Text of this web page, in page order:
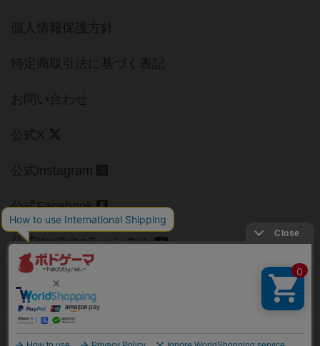
個人情報保護方針
特定商取引法に基づく表記
お問い合わせ
公式X
公式instagram
公式Facebook
公式YouTubeチャンネル